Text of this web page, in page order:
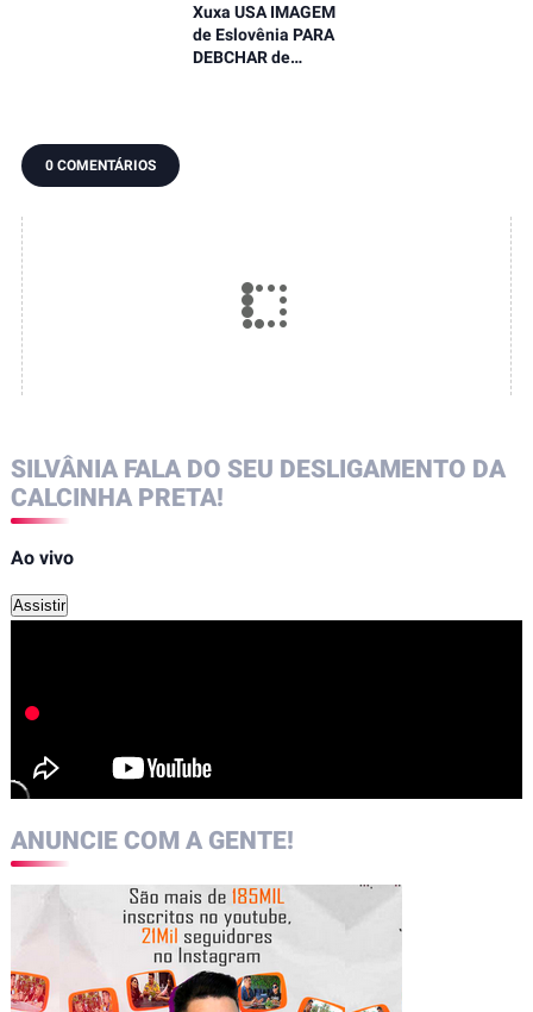
Xuxa USA IMAGEM
de Eslovênia PARA
DEBCHAR de
0 COMENTÁRIOS
SILVÂNIA FALA DO SEU DESLIGAMENTO DA
CALCINHA PRETA!
Ao vivo
Assistir
ANUNCIE COM A GENTE!